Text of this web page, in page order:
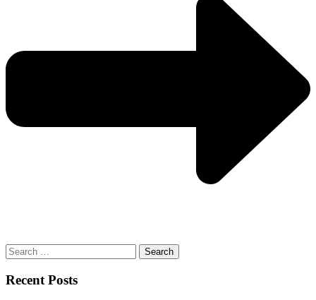
Search
for:
Recent Posts